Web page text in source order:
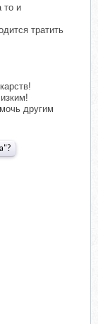
то и
тратить
другим